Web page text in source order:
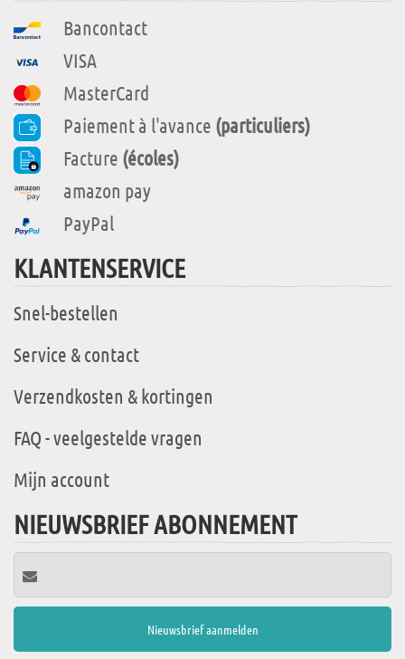
Bancontact
VISA
MasterCard
Paiement à l'avance (particuliers)
Facture (écoles)
amazon pay
PayPal
KLANTENSERVICE
Snel-bestellen
Service & contact
Verzendkosten & kortingen
FAQ - veelgestelde vragen
Mijn account
NIEUWSBRIEF ABONNEMENT